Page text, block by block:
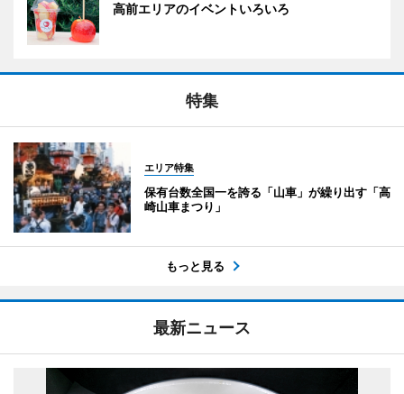
高前エリアのイベントいろいろ
特集
エリア特集
保有台数全国一を誇る「山車」が繰り出す「高
崎山車まつり」
もっと見る
最新ニュース